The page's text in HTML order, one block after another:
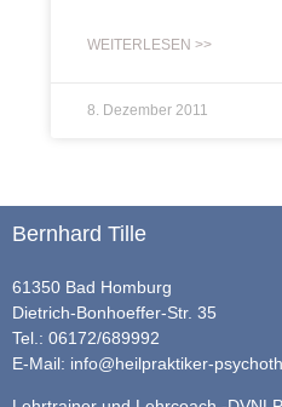
WEITERLESEN >>
8. Dezember 2011
Bernhard Tille
61350 Bad Homburg
Dietrich-Bonhoeffer-Str. 35
Tel.: 06172/689992
E-Mail: info@heilpraktiker-